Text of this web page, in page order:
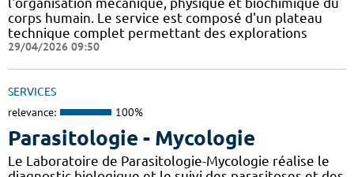
corps humain. Le service est composé d'un plateau
technique complet permettant des explorations
29/04/2026 09:50
SERVICES
relevance: 100%
Parasitologie - Mycologie
Le Laboratoire de Parasitologie-Mycologie réalise le